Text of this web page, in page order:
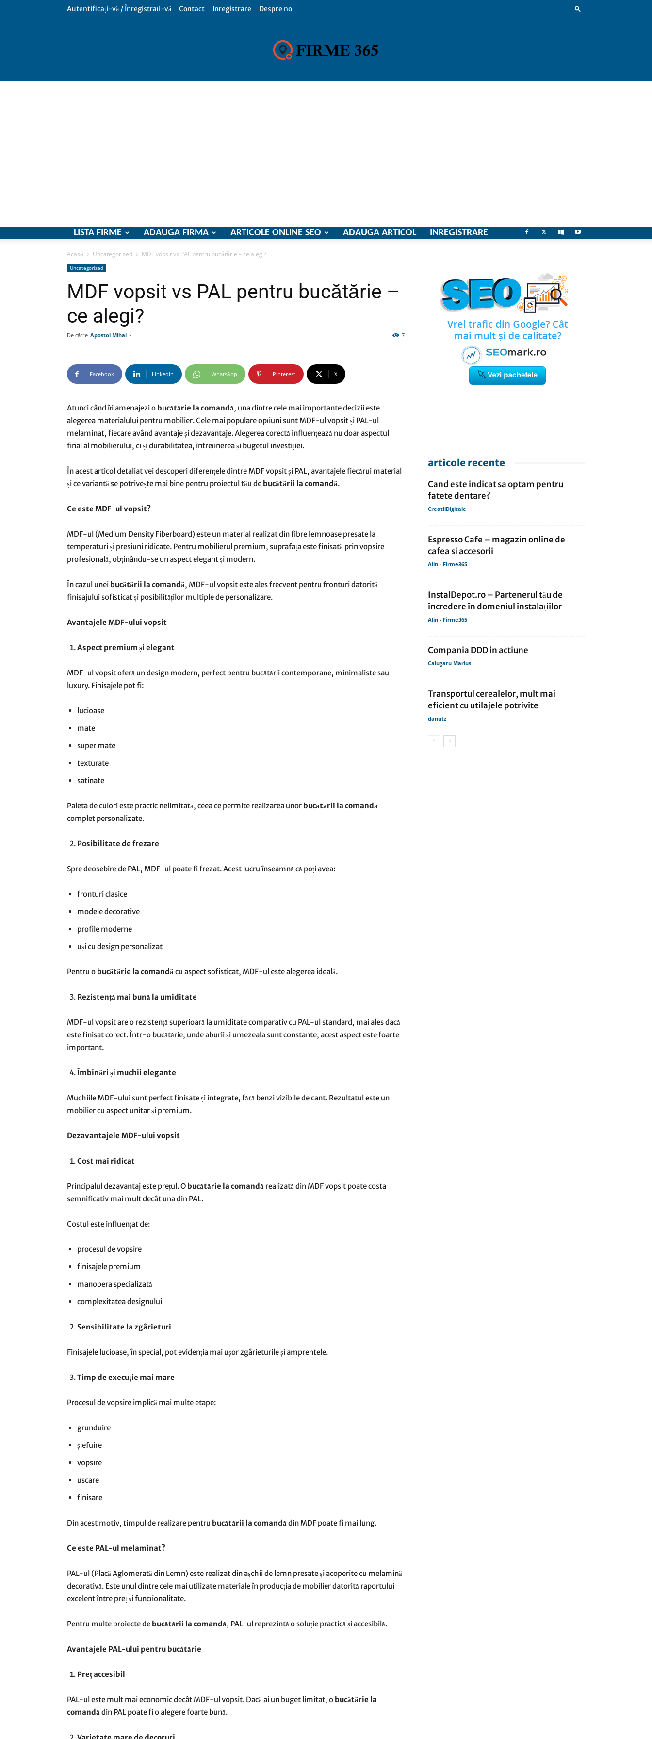
Autentificați-vă / Înregistrați-vă Contact Inregistrare Despre noi
comunicate
de
presa
LISTA FIRME ADAUGA FIRMA ARTICOLE ONLINE SEO ADAUGA ARTICOL INREGISTRARE
Acasă Uncategorized MDF vopsit vs PAL pentru bucătărie – ce alegi?
Uncategorized
MDF vopsit vs PAL pentru bucătărie –
ce alegi?
De către Apostol Mihai - 7
Facebook Linkedin WhatsApp Pinterest X
Atunci când îți amenajezi o bucătărie la comandă, una dintre cele mai importante decizii este
alegerea materialului pentru mobilier. Cele mai populare opțiuni sunt MDF-ul vopsit și PAL-ul
melaminat, fiecare având avantaje și dezavantaje. Alegerea corectă influențează nu doar aspectul
final al mobilierului, ci și durabilitatea, întreținerea și bugetul investiției.
În acest articol detaliat vei descoperi diferențele dintre MDF vopsit și PAL, avantajele fiecărui material
și ce variantă se potrivește mai bine pentru proiectul tău de bucătării la comandă.
Ce este MDF-ul vopsit?
MDF-ul (Medium Density Fiberboard) este un material realizat din fibre lemnoase presate la
temperaturi și presiuni ridicate. Pentru mobilierul premium, suprafața este finisată prin vopsire
profesională, obținându-se un aspect elegant și modern.
În cazul unei bucătării la comandă, MDF-ul vopsit este ales frecvent pentru fronturi datorită
finisajului sofisticat și posibilităților multiple de personalizare.
Avantajele MDF-ului vopsit
Aspect premium și elegant
MDF-ul vopsit oferă un design modern, perfect pentru bucătării contemporane, minimaliste sau
luxury. Finisajele pot fi:
lucioase
mate
super mate
texturate
satinate
Paleta de culori este practic nelimitată, ceea ce permite realizarea unor bucătării la comandă
complet personalizate.
Posibilitate de frezare
Spre deosebire de PAL, MDF-ul poate fi frezat. Acest lucru înseamnă că poți avea:
fronturi clasice
modele decorative
profile moderne
uși cu design personalizat
Pentru o bucătărie la comandăcu aspect sofisticat, MDF-ul este alegerea ideală.
Rezistență mai bună la umiditate
MDF-ul vopsit are o rezistență superioară la umiditate comparativ cu PAL-ul standard, mai ales dacă
este finisat corect. Într-o bucătărie, unde aburii și umezeala sunt constante, acest aspect este foarte
important.
Îmbinări și muchii elegante
Muchiile MDF-ului sunt perfect finisate și integrate, fără benzi vizibile de cant. Rezultatul este un
mobilier cu aspect unitar și premium.
Dezavantajele MDF-ului vopsit
Cost mai ridicat
Principalul dezavantaj este prețul. O bucătărie la comandă realizată din MDF vopsit poate costa
semnificativ mai mult decât una din PAL.
Costul este influențat de:
procesul de vopsire
finisajele premium
manopera specializată
complexitatea designului
Sensibilitate la zgârieturi
Finisajele lucioase, în special, pot evidenția mai ușor zgârieturile și amprentele.
Timp de execuție mai mare
Procesul de vopsire implică mai multe etape:
grunduire
șlefuire
vopsire
uscare
finisare
Din acest motiv, timpul de realizare pentru bucătării la comandădin MDF poate fi mai lung.
Ce este PAL-ul melaminat?
PAL-ul (Placă Aglomerată din Lemn) este realizat din așchii de lemn presate și acoperite cu melamină
decorativă. Este unul dintre cele mai utilizate materiale în producția de mobilier datorită raportului
excelent între preț și funcționalitate.
Pentru multe proiecte de bucătării la comandă, PAL-ul reprezintă o soluție practică și accesibilă.
Avantajele PAL-ului pentru bucătărie
Preț accesibil
PAL-ul este mult mai economic decât MDF-ul vopsit. Dacă ai un buget limitat, o bucătărie la
comandădin PAL poate fi o alegere foarte bună.
articole recente
Cand este indicat sa optam pentru
fatete dentare?
CreatiiDigitale
Espresso Cafe – magazin online de
cafea si accesorii
Alin - Firme365
InstalDepot.ro – Partenerul tău de
încredere în domeniul instalațiilor
Alin - Firme365
Compania DDD in actiune
Calugaru Marius
Transportul cerealelor, mult mai
eficient cu utilajele potrivite
danutz